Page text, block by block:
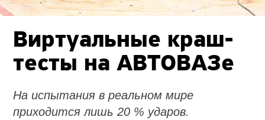
Виртуальные краш-
тесты на АВТОВАЗе
На испытания в реальном мире
приходится лишь 20 % ударов.